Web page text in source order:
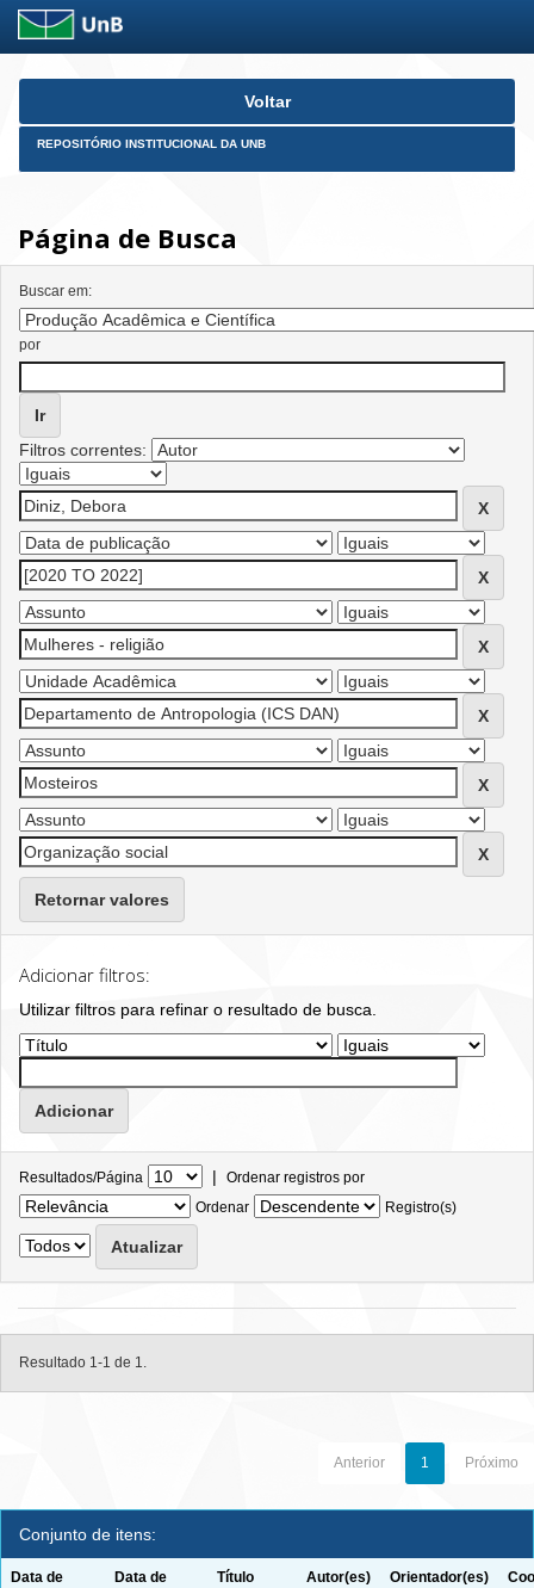
Skip
Voltar
REPOSITÓRIO INSTITUCIONAL DA UNB
Página de Busca
Buscar em:
por
Filtros correntes:
Retornar valores
Adicionar filtros:
Utilizar filtros para refinar o resultado de busca.
Resultados/Página | Ordenar registros por
Ordenar
Registro(s)
Resultado 1-1 de 1.
Anterior 1 Próximo
Conjunto de itens:
Data de
Data de
Título Autor(es) Orientador(es)